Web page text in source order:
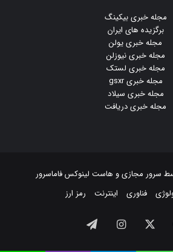
مجله خبری بیکینگ
برگزیده های ایران
مجله خبری یولن
مجله خبری نیوزلن
مجله خبری لستک
مجله خبری gsxr
مجله خبری سیلاد
مجله خبری دریافت
سرور مجازیو هاست لینوکسفاماسرور
فناوری اینترنت رمز ارز
فیسبوک ایکس اینستاگرام